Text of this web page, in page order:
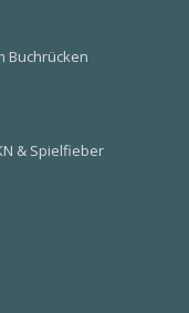
Buchrücken
& Spielfieber